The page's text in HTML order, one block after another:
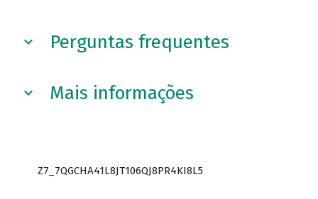
Perguntas frequentes
Mais informações
Z7_7QGCHA41L8JT106QJ8PR4KI8L5